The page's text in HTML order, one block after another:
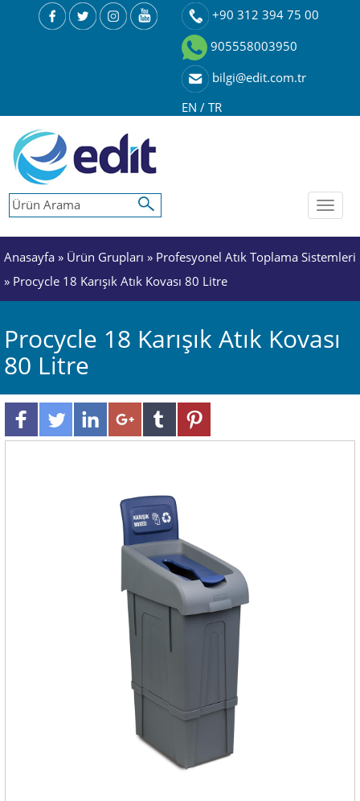
+90 312 394 75 00
905558003950
bilgi@edit.com.tr
EN / TR
Toggle
Anasayfa » Ürün Grupları » Profesyonel Atık Toplama Sistemleri
» Procycle 18 Karışık Atık Kovası 80 Litre
Procycle 18 Karışık Atık Kovası
80 Litre